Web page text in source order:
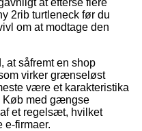
2rib turtleneck før du
om at modtage den
at såfremt en shop
virker grænseløst
være et karakteristika
Køb med gængse
et regelsæt, hvilket
e-firmaer.